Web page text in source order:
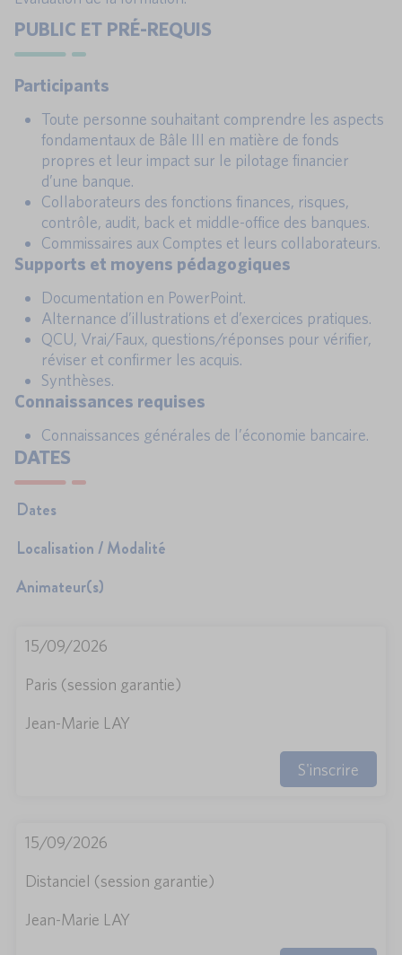
PUBLIC ET PRÉ-REQUIS
Participants
Toute personne souhaitant comprendre les aspects
fondamentaux de Bâle III en matière de fonds
propres et leur impact sur le pilotage financier
d’une banque.
Collaborateurs des fonctions finances, risques,
contrôle, audit, back et middle-office des banques.
Commissaires aux Comptes et leurs collaborateurs.
Supports et moyens pédagogiques
Documentation en PowerPoint.
Alternance d’illustrations et d’exercices pratiques.
QCU, Vrai/Faux, questions/réponses pour vérifier,
réviser et confirmer les acquis.
Synthèses.
Connaissances requises
Connaissances générales de l’économie bancaire.
DATES
Dates
Localisation / Modalité
Animateur(s)
15/09/2026
Paris (session garantie)
Jean-Marie LAY
S'inscrire
15/09/2026
Distanciel (session garantie)
Jean-Marie LAY